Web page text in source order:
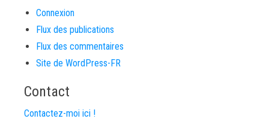
Connexion
Flux des publications
Flux des commentaires
Site de WordPress-FR
Contact
Contactez-moi ici !